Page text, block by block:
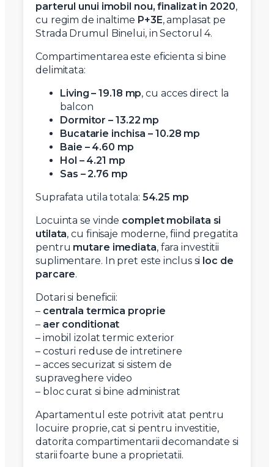
parterul unui imobil nou, finalizat in 2020,
cu regim de inaltime P+3E, amplasat pe
Strada Drumul Binelui, in Sectorul 4.
Compartimentarea este eficienta si bine
delimitata:
Living – 19.18 mp, cu acces direct la
balcon
Dormitor – 13.22 mp
Bucatarie inchisa – 10.28 mp
Baie – 4.60 mp
Hol – 4.21 mp
Sas – 2.76 mp
Suprafata utila totala: 54.25 mp
Locuinta se vinde complet mobilata si
utilata, cu finisaje moderne, fiind pregatita
pentru mutare imediata, fara investitii
suplimentare. In pret este inclus si loc de
parcare.
Dotari si beneficii:
– centrala termica proprie
– aer conditionat
– imobil izolat termic exterior
– costuri reduse de intretinere
– acces securizat si sistem de
supraveghere video
– bloc curat si bine administrat
Apartamentul este potrivit atat pentru
locuire proprie, cat si pentru investitie,
datorita compartimentarii decomandate si
starii foarte bune a proprietatii.